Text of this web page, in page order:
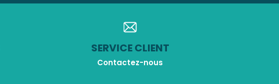
SERVICE CLIENT
Contactez-nous